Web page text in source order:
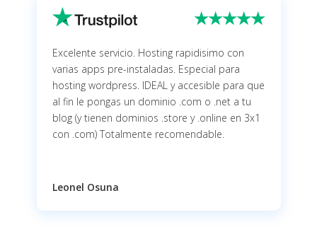
Excelente servicio. Hosting rapidisimo con
varias apps pre-instaladas. Especial para
hosting wordpress. IDEAL y accesible para que
al fin le pongas un dominio .com o .net a tu
blog (y tienen dominios .store y .online en 3x1
con .com) Totalmente recomendable.
Leonel Osuna